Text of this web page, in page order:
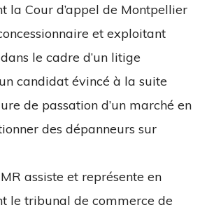
la Cour d’appel de Montpellier
et exploitant
le cadre d’un litige
candidat évincé à la suite
de passation d’un marché en
des dépanneurs sur
assiste et représente en
le tribunal de commerce de